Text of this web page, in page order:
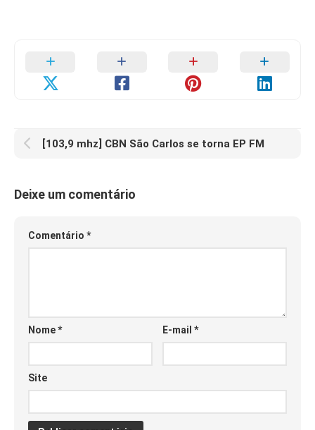
[103,9 mhz] CBN São Carlos se torna EP FM
Deixe um comentário
Comentário *
Nome* E-mail*
Site